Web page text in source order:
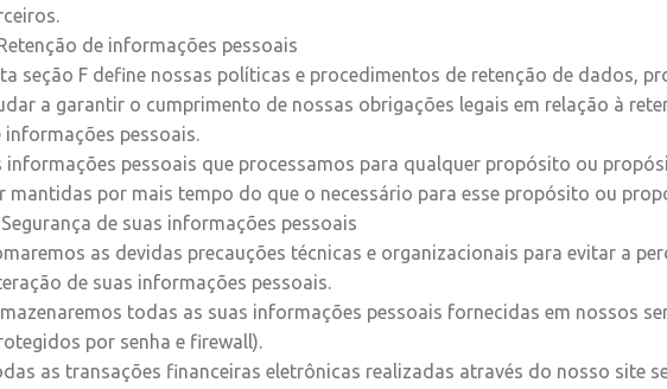
de informações pessoais
seção F define nossas políticas e procedimentos de retenção de dados,
a garantir o cumprimento de nossas obrigações legais em relação à
informações pessoais.
informações pessoais que processamos para qualquer propósito ou
mantidas por mais tempo do que o necessário para esse propósito ou
Segurança de suas informações pessoais
as devidas precauções técnicas e organizacionais para evitar a
de suas informações pessoais.
todas as suas informações pessoais fornecidas em nossos
por senha e firewall).
as transações financeiras eletrônicas realizadas através do nosso site